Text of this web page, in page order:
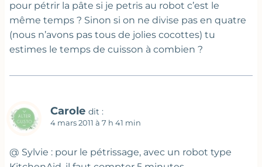
pour pétrir la pâte si je petris au robot c’est le
même temps ? Sinon si on ne divise pas en quatre
(nous n’avons pas tous de jolies cocottes) tu
estimes le temps de cuisson à combien ?
Carole dit :
4 mars 2011 à 7 h 41 min
@ Sylvie : pour le pétrissage, avec un robot type